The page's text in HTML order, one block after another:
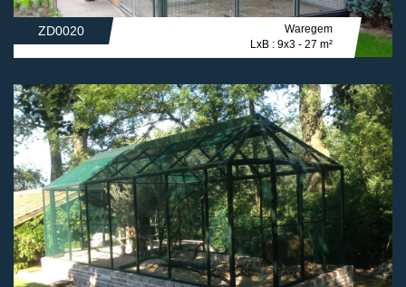
ZD0020
Waregem
LxB : 9x3 - 27 m²